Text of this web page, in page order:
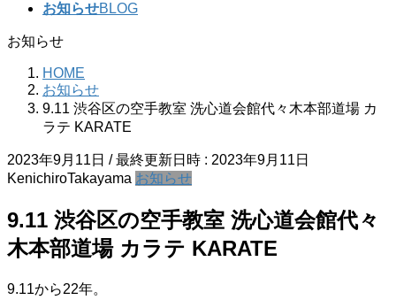
お知らせBLOG
お知らせ
HOME
お知らせ
9.11 渋谷区の空手教室 洗心道会館代々木本部道場 カ
ラテ KARATE
2023年9月11日 / 最終更新日時 : 2023年9月11日
KenichiroTakayama お知らせ
9.11 渋谷区の空手教室 洗心道会館代々
木本部道場 カラテ KARATE
9.11から22年。